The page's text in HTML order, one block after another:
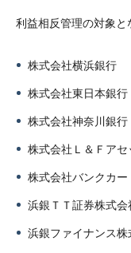
利益相反管理の対象と
株式会社横浜銀行
株式会社東日本銀行
株式会社神奈川銀行
株式会社Ｌ＆Ｆアセ
株式会社バンクカー
浜銀ＴＴ証券株式会
浜銀ファイナンス株